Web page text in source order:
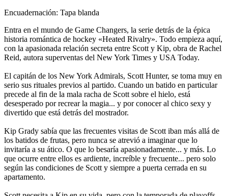
Encuadernación: Tapa blanda
Entra en el mundo de Game Changers, la serie detrás de la épica
historia romántica de hockey «Heated Rivalry». Todo empieza aquí,
con la apasionada relación secreta entre Scott y Kip, obra de Rachel
Reid, autora superventas del New York Times y USA Today.
El capitán de los New York Admirals, Scott Hunter, se toma muy en
serio sus rituales previos al partido. Cuando un batido en particular
precede al fin de la mala racha de Scott sobre el hielo, está
desesperado por recrear la magia... y por conocer al chico sexy y
divertido que está detrás del mostrador.
Kip Grady sabía que las frecuentes visitas de Scott iban más allá de
los batidos de frutas, pero nunca se atrevió a imaginar que lo
invitaría a su ático. O que lo besaría apasionadamente... y más. Lo
que ocurre entre ellos es ardiente, increíble y frecuente... pero solo
según las condiciones de Scott y siempre a puerta cerrada en su
apartamento.